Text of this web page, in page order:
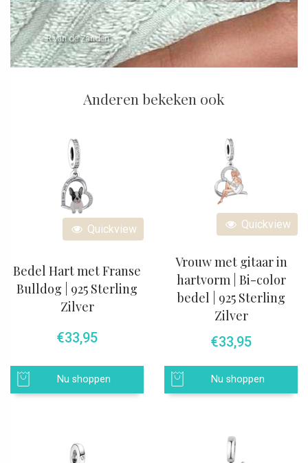
- R van de Zanden
Anderen bekeken ook
Quickview
Bedel Hart met Franse
Bulldog | 925 Sterling
Zilver
€33,95
Nu shoppen
Quickview
Vrouw met gitaar in
hartvorm | Bi-color
bedel | 925 Sterling
Zilver
€33,95
Nu shoppen